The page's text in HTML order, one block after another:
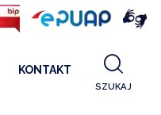
KONTAKT
SZUKAJ